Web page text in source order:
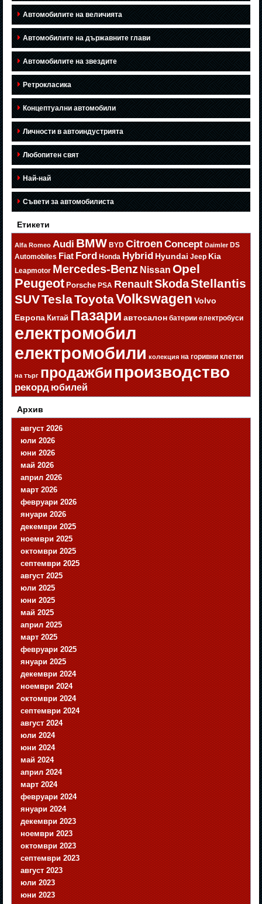
Автомобилите на величията
Автомобилите на държавните глави
Автомобилите на звездите
Ретрокласика
Концептуални автомобили
Личности в автоиндустрията
Любопитен свят
Най-най
Съвети за автомобилиста
Етикети
Alfa Romeo Audi BMW BYD Citroen Concept Daimler DS
Automobiles Fiat Ford Honda Hybrid Hyundai Jeep Kia
Leapmotor Mercedes-Benz Nissan Opel
Peugeot Porsche PSA RenaultSkodaStellantis
SUVTeslaToyotaVolkswagen Volvo
Европа Китай Пазари автосалон батерии електробуси
електромобил
електромобили колекция на горивни клетки
на търг продажбипроизводство
рекорд юбилей
Архив
август 2026
юли 2026
юни 2026
май 2026
април 2026
март 2026
февруари 2026
януари 2026
декември 2025
ноември 2025
октомври 2025
септември 2025
август 2025
юли 2025
юни 2025
май 2025
април 2025
март 2025
февруари 2025
януари 2025
декември 2024
ноември 2024
октомври 2024
септември 2024
август 2024
юли 2024
юни 2024
май 2024
април 2024
март 2024
февруари 2024
януари 2024
декември 2023
ноември 2023
октомври 2023
септември 2023
август 2023
юли 2023
юни 2023